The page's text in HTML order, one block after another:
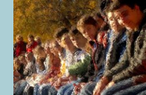
Über YCBS
Media Bridges